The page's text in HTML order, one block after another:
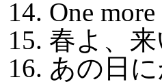
One more
春よ、来
あの日